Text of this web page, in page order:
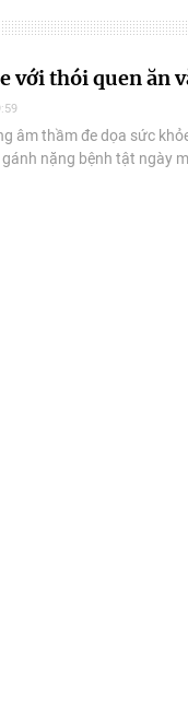
với thói quen ăn
âm thầm đe dọa sức
nặng bệnh tật ngày